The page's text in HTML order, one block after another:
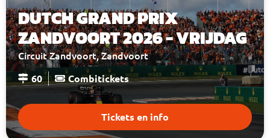
DUTCH GRAND PRIX
ZANDVOORT 2026 - VRIJDAG
Circuit Zandvoort, Zandvoort
60 Combitickets
Tickets en info